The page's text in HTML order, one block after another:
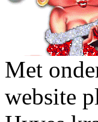
Met
website